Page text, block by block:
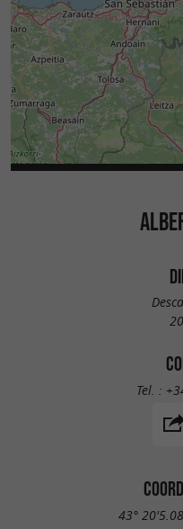
Tel. :
43°